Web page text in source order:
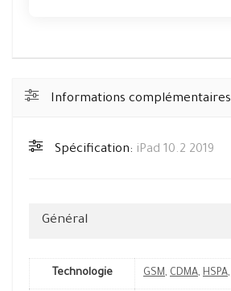
Informations complémentaires
Spécification: iPad 10.2 2019
Général
Technologie GSM, CDMA, HSPA,